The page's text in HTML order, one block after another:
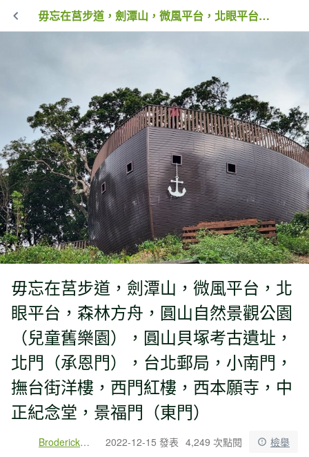
毋忘在莒步道，劍潭山，微風平台，北眼平台，森林方舟，圓山自然景觀公園（兒童舊樂園），圓山貝塚考古遺址，北門（承恩門），台北郵局，小南門，撫台街洋樓，西門紅樓，西本願寺，中正紀念堂，景福門（東門）
毋忘在莒步道，劍潭山，微風平台，北
眼平台，森林方舟，圓山自然景觀公園
（兒童舊樂園），圓山貝塚考古遺址，
北門（承恩門），台北郵局，小南門，
撫台街洋樓，西門紅樓，西本願寺，中
正紀念堂，景福門（東門）
Broderick戶外旅行 2022-12-15 發表 4,249 次點閱 檢舉